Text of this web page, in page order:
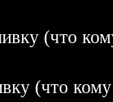
(что
(что